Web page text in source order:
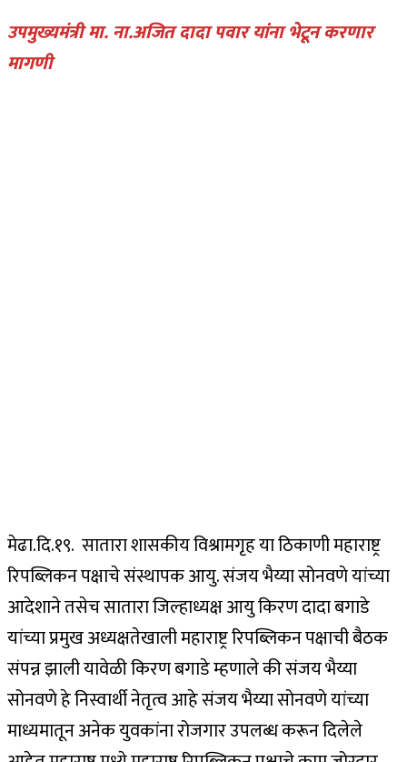
उपमुख्यमंत्री मा. ना.अजित दादा पवार यांना भेटून करणार
मागणी
मेढा.दि.१९. सातारा शासकीय विश्रामगृह या ठिकाणी महाराष्ट्र
रिपब्लिकन पक्षाचे संस्थापक आयु. संजय भैय्या सोनवणे यांच्या
आदेशाने तसेच सातारा जिल्हाध्यक्ष आयु किरण दादा बगाडे
यांच्या प्रमुख अध्यक्षतेखाली महाराष्ट्र रिपब्लिकन पक्षाची बैठक
संपन्न झाली यावेळी किरण बगाडे म्हणाले की संजय भैय्या
सोनवणे हे निस्वार्थी नेतृत्व आहे संजय भैय्या सोनवणे यांच्या
माध्यमातून अनेक युवकांना रोजगार उपलब्ध करून दिलेले